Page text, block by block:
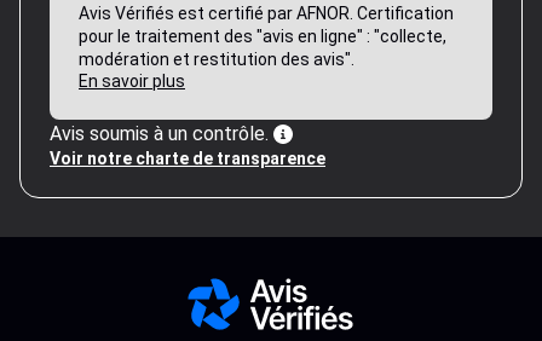
Avis Vérifiés est certifié par AFNOR. Certification
pour le traitement des "avis en ligne" : "collecte,
modération et restitution des avis".
En savoir plus
Avis soumis à un contrôle.
Voir notre charte de transparence